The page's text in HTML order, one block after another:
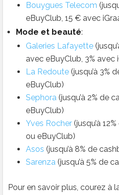
Bouygues Telecom
eBuyClub, 15 € avec
Mode et beauté:
Galeries Lafayette
avec eBuyClub, 3% avec
La Redoute (jusqu’à 3%
eBuyClub)
Sephora (jusqu’à 2% de
eBuyClub)
Yves Rocher (jusqu’à
ou eBuyClub)
Asos (jusqu’à 8% de
Sarenza (jusqu’à 5% de
Pour en savoir plus, courez à